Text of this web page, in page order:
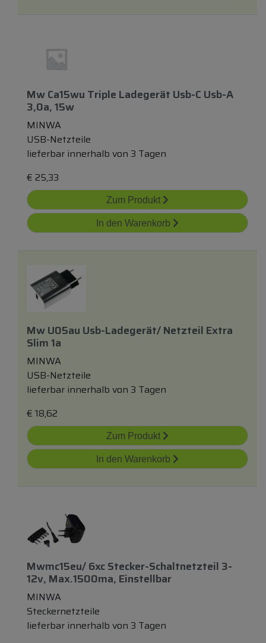
Mw Ca15wu Triple Ladegerät Usb-C Usb-A
3,0a, 15w
MINWA
USB-Netzteile
lieferbar innerhalb von 3 Tagen
€ 25,33
Zum Produkt
In den Warenkorb
Mw U05au Usb-Ladegerät/ Netzteil Extra
Slim 1a
MINWA
USB-Netzteile
lieferbar innerhalb von 3 Tagen
€ 18,62
Zum Produkt
In den Warenkorb
Mwmc15eu/ 6xc Stecker-Schaltnetzteil 3-
12v, Max.1500ma, Einstellbar
MINWA
Steckernetzteile
lieferbar innerhalb von 3 Tagen